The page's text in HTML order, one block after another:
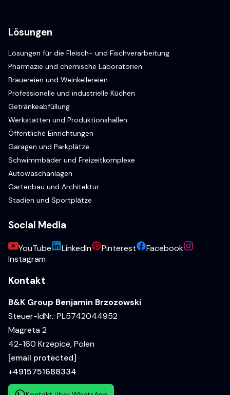
Lösungen
Lösungen für die Fleisch- und Fischverarbeitung
Pharmazie und chemische Laboratorien
Brauereien und Weinkellereien
Professionelle und industrielle Küchen
Getränkeabfüllung
Werkstätten und Produktionshallen
Öffentliche Einrichtungen
Garagen und Parkplätze
Schwimmbäder und Freizeitkomplexe
Autowaschanlagen
Gartenbau und Architektur
Stadien und Sportplätze
Social Media
YouTube LinkedIn Pinterest
Facebook
Instagram
Kontakt
B&K Group Benjamin Brzozowski
Steuer-IdNr.: PL5742044952
Magreta 2
42-160 Krzepice, Polen
[email protected]
+4915751688334